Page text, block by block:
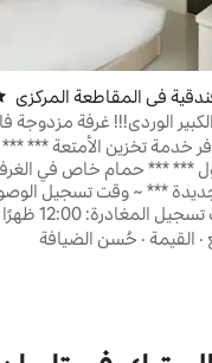
في المقاطعة المركزي
الوردي!!! غرفة مزدوجة
شارع يونغتشونغ مختار ·
خدمة تخزين الأمتعة ***
*** *** حمام خاص في
~ وقت تسجيل
غطاء لحاف + طرق الحافلات
· القيمة · حُسن الضيافة